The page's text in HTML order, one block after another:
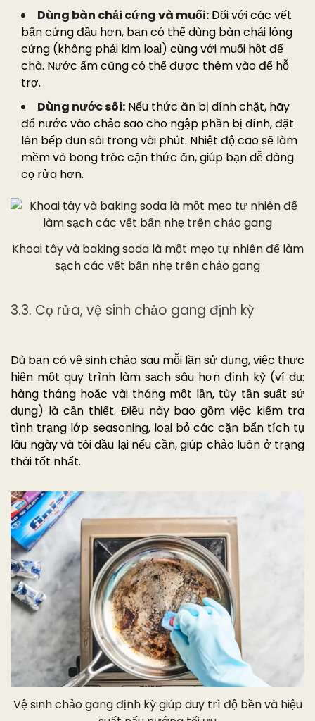
Dùng bàn chải cứng và muối:Đối với các vết
bẩn cứng đầu hơn, bạn có thể dùng bàn chải lông
cứng (không phải kim loại) cùng với muối hột để
chà. Nước ấm cũng có thể được thêm vào để hỗ
trợ.
Dùng nước sôi: Nếu thức ăn bị dính chặt, hãy
đổ nước vào chảo sao cho ngập phần bị dính, đặt
lên bếp đun sôi trong vài phút. Nhiệt độ cao sẽ làm
mềm và bong tróc cặn thức ăn, giúp bạn dễ dàng
cọ rửa hơn.
Khoai tây và baking soda là một mẹo tự nhiên để làm
sạch các vết bẩn nhẹ trên chảo gang
3.3. Cọ rửa, vệ sinh chảo gang định kỳ
Dù bạn có vệ sinh chảo sau mỗi lần sử dụng, việc thực
hiện một quy trình làm sạch sâu hơn định kỳ (ví dụ:
hàng tháng hoặc vài tháng một lần, tùy tần suất sử
dụng) là cần thiết. Điều này bao gồm việc kiểm tra
tình trạng lớp seasoning, loại bỏ các cặn bẩn tích tụ
lâu ngày và tôi dầu lại nếu cần, giúp chảo luôn ở trạng
thái tốt nhất.
Vệ sinh chảo gang định kỳ giúp duy trì độ bền và hiệu